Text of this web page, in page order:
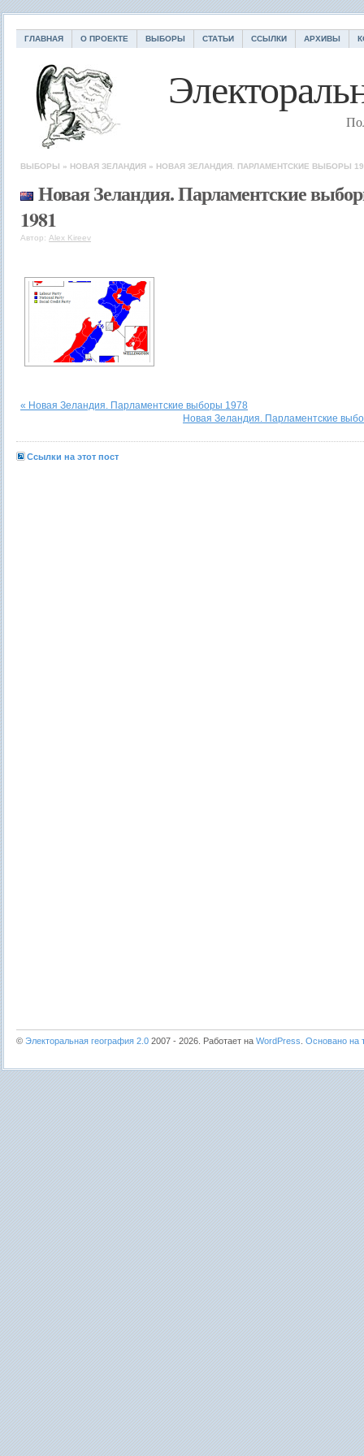
ГЛАВНАЯ О ПРОЕКТЕ ВЫБОРЫ СТАТЬИ ССЫЛКИ АРХИВЫ
ВЫБОРЫ » НОВАЯ ЗЕЛАНДИЯ » НОВАЯ ЗЕЛАНДИЯ. ПАРЛАМЕНТСКИЕ ВЫБОРЫ
Новая Зеландия. Парламентские
1981
Автор: Alex Kireev
« Новая Зеландия. Парламентские выборы 1978
Новая Зеландия. Парламентские
Ссылки на этот пост
© Электоральная география 2.0 2007 - 2026. Работает на WordPress Основано на